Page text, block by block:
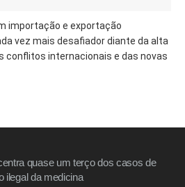
importação e exportação
vez mais desafiador diante da alta
conflitos internacionais e das novas
quase um terço dos casos de
ilegal da medicina